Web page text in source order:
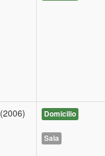
(2006) Domicilio
Sala